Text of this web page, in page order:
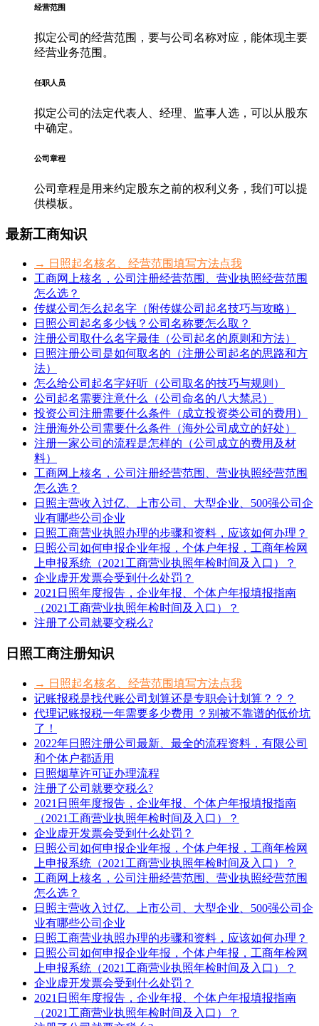
经营范围
拟定公司的经营范围，要与公司名称对应，能体现主要
经营业务范围。
任职人员
拟定公司的法定代表人、经理、监事人选，可以从股东
中确定。
公司章程
公司章程是用来约定股东之前的权利义务，我们可以提
供模板。
最新工商知识
→ 日照起名核名、经营范围填写方法点我
工商网上核名，公司注册经营范围、营业执照经营范围
怎么选？
传媒公司怎么起名字（附传媒公司起名技巧与攻略）
日照公司起名多少钱？公司名称要怎么取？
注册公司取什么名字最佳（公司起名的原则和方法）
日照注册公司是如何取名的（注册公司起名的思路和方
法）
怎么给公司起名字好听（公司取名的技巧与规则）
公司起名需要注意什么（公司命名的八大禁忌）
投资公司注册需要什么条件（成立投资类公司的费用）
注册海外公司需要什么条件（海外公司成立的好处）
注册一家公司的流程是怎样的（公司成立的费用及材
料）
工商网上核名，公司注册经营范围、营业执照经营范围
怎么选？
日照主营收入过亿、上市公司、大型企业、500强公司企
业有哪些公司企业
日照工商营业执照办理的步骤和资料，应该如何办理？
日照公司如何申报企业年报，个体户年报，工商年检网
上申报系统（2021工商营业执照年检时间及入口）？
企业虚开发票会受到什么处罚？
2021日照年度报告，企业年报、个体户年报填报指南
（2021工商营业执照年检时间及入口）？
注册了公司就要交税么?
日照工商注册知识
→ 日照起名核名、经营范围填写方法点我
记账报税是找代账公司划算还是专职会计划算？？？
代理记账报税一年需要多少费用 ？别被不靠谱的低价坑
了！
2022年日照注册公司最新、最全的流程资料，有限公司
和个体户都适用
日照烟草许可证办理流程
注册了公司就要交税么?
2021日照年度报告，企业年报、个体户年报填报指南
（2021工商营业执照年检时间及入口）？
企业虚开发票会受到什么处罚？
日照公司如何申报企业年报，个体户年报，工商年检网
上申报系统（2021工商营业执照年检时间及入口）？
工商网上核名，公司注册经营范围、营业执照经营范围
怎么选？
日照主营收入过亿、上市公司、大型企业、500强公司企
业有哪些公司企业
日照工商营业执照办理的步骤和资料，应该如何办理？
日照公司如何申报企业年报，个体户年报，工商年检网
上申报系统（2021工商营业执照年检时间及入口）？
企业虚开发票会受到什么处罚？
2021日照年度报告，企业年报、个体户年报填报指南
（2021工商营业执照年检时间及入口）？